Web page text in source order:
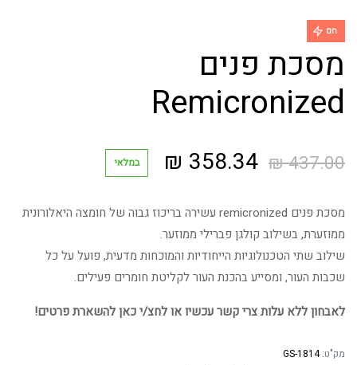
מסכת פנים
Remicronized
חם
437.00
₪ המחיר
המקורי
היה:
437.00 ₪.
358.34
₪ המחיר
הנוכחי
הוא:
358.34 ₪.
במלאי
מסכת פנים remicronized עשירה בריכוז גבוה של חומצה היאלורונית
ממוזערת, בשילוב קולגן פברילי ממוזער.
שילוב שתי הטכנולוגיות הייחודיות והמוכחות מדעית, פועל על כל
שכבות העור, ומסייע בהכנת העור לקליטת חומרים פעילים.
לאבחון ללא עלות צרי קשר עכשיו או לחצ/י כאן להשארת פרטים!
מק"ט:GS-1814